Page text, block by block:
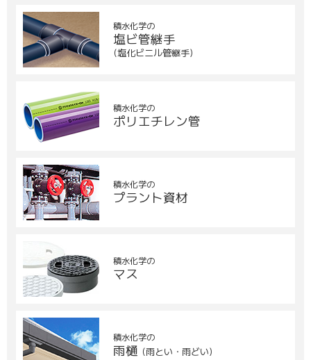
積水化学の
塩ビ管継手
(塩化ビニル管継手)
積水化学の
ポリエチレン管
積水化学の
プラント資材
積水化学の
マス
積水化学の
雨樋 (雨とい・雨どい)